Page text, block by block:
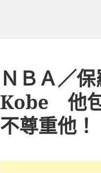
ＮＢＡ／
Kobe 他
不尊重他！